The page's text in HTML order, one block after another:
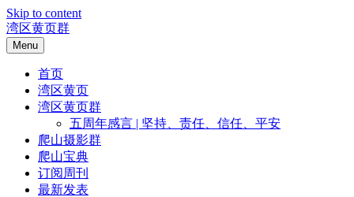
Skip to content
湾区黄页群
Menu
首页
湾区黄页
湾区黄页群
五周年感言 | 坚持、责任、信任、平安
爬山摄影群
爬山宝典
订阅周刊
最新发表